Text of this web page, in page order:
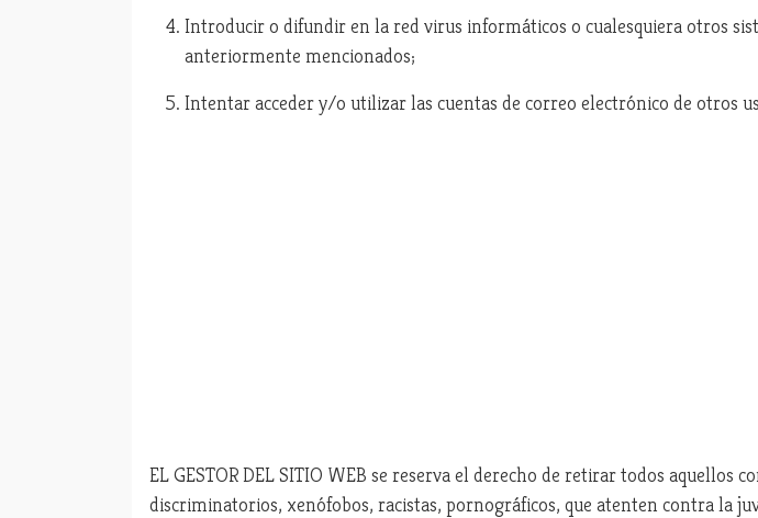
Introducir o difundir en la red virus informáticos o cualesquiera otros
anteriormente mencionados;
Intentar acceder y/o utilizar las cuentas de correo electrónico de otros
EL GESTOR DEL SITIO WEB se reserva el derecho de retirar todos
discriminatorios, xenófobos, racistas, pornográficos, que atenten contra la